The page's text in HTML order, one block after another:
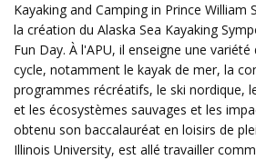
Kayaking and Camping in Prince William
la création du Alaska Sea Kayaking
Fun Day. À l'APU, il enseigne une
cycle, notamment le kayak de mer, la
programmes récréatifs, le ski nordique,
et les écosystèmes sauvages et les
obtenu son baccalauréat en loisirs de
Illinois University, est allé travailler